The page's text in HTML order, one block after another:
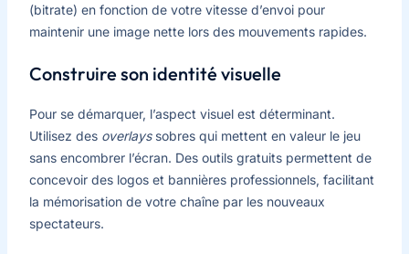
(bitrate) en fonction de votre vitesse d’envoi pour
maintenir une image nette lors des mouvements rapides.
Construire son identité visuelle
Pour se démarquer, l’aspect visuel est déterminant.
Utilisez des overlayssobres qui mettent en valeur le jeu
sans encombrer l’écran. Des outils gratuits permettent de
concevoir des logos et bannières professionnels, facilitant
la mémorisation de votre chaîne par les nouveaux
spectateurs.